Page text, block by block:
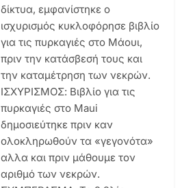
δίκτυα, εμφανίστηκε ο
ισχυρισμός κυκλοφόρησε βιβλίο
για τις πυρκαγιές στο Μάουι,
πριν την κατάσβεσή τους και
την καταμέτρηση των νεκρών.
ΙΣΧΥΡΙΣΜΟΣ: Βιβλίο για τις
πυρκαγιές στο Maui
δημοσιεύτηκε πριν καν
ολοκληρωθούν τα «γεγονότα»
αλλα και πριν μάθουμε τον
αριθμό των νεκρών.